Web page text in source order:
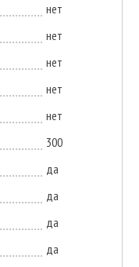
нет
нет
нет
нет
нет
300
да
да
да
да